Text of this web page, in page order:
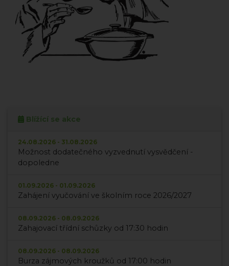
Blížící se akce
24.08.2026 - 31.08.2026
Možnost dodatečného vyzvednutí vysvědčení -
dopoledne
01.09.2026 - 01.09.2026
Zahájení vyučování ve školním roce 2026/2027
08.09.2026 - 08.09.2026
Zahajovací třídní schůzky od 17:30 hodin
08.09.2026 - 08.09.2026
Burza zájmových kroužků od 17:00 hodin